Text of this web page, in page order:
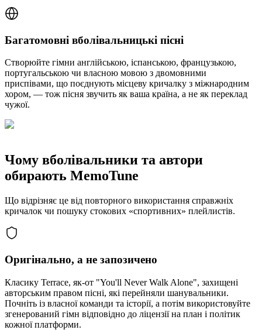
Багатомовні вболівальницькі пісні
Створюйте гімни англійською, іспанською, французькою,
португальською чи власною мовою з двомовними
приспівами, що поєднують місцеву кричалку з міжнародним
хором, — тож пісня звучить як ваша країна, а не як переклад
чужої.
Чому вболівальники та автори
обирають MemoTune
Що відрізняє це від повторного використання справжніх
кричалок чи пошуку стокових «спортивних» плейлистів.
Оригінально, а не запозичено
Класику Terrace, як-от "You'll Never Walk Alone", захищені
авторським правом пісні, які перейняли шанувальники.
Почніть із власної команди та історії, а потім використовуйте
згенерований гімн відповідно до ліцензії на план і політик
кожної платформи.